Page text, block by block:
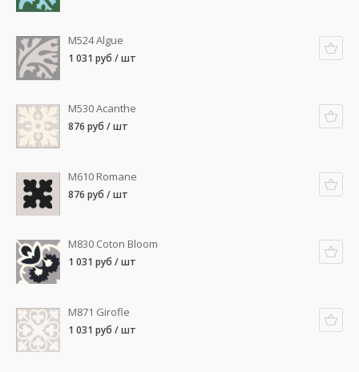
M524 Algue
1 031 руб / шт
M530 Acanthe
876 руб / шт
M610 Romane
876 руб / шт
M830 Coton Bloom
1 031 руб / шт
M871 Girofle
1 031 руб / шт